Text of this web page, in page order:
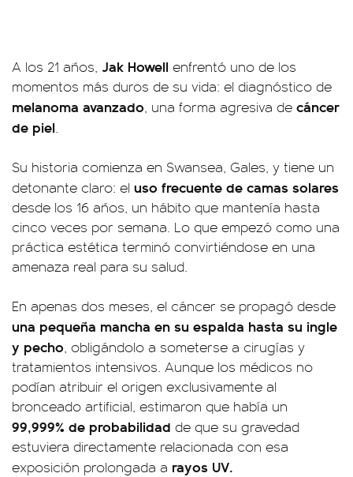
A los 21 años, Jak Howell enfrentó uno de los
momentos más duros de su vida: el diagnóstico de
melanoma avanzado, una forma agresiva de cáncer
de piel.
Su historia comienza en Swansea, Gales, y tiene un
detonante claro: el uso frecuente de camas solares
desde los 16 años, un hábito que mantenía hasta
cinco veces por semana. Lo que empezó como una
práctica estética terminó convirtiéndose en una
amenaza real para su salud.
En apenas dos meses, el cáncer se propagó desde
una pequeña mancha en su espalda hasta su ingle
y pecho, obligándolo a someterse a cirugías y
tratamientos intensivos. Aunque los médicos no
podían atribuir el origen exclusivamente al
bronceado artificial, estimaron que había un
99,999% de probabilidad de que su gravedad
estuviera directamente relacionada con esa
exposición prolongada a rayos UV.